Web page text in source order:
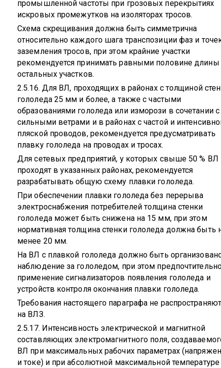
промышленной частоты при грозовых перекрытиях
искровых промежутков на изоляторах тросов.
Схема скрещивания должна быть симметрична
относительно каждого шага транспозиции фаз и
заземления тросов, при этом крайние участки
рекомендуется принимать равными половине длины
остальных участков.
2.5.16. Для ВЛ, проходящих в районах с толщиной
гололеда 25 мм и более, а также с частыми
образованиями гололеда или изморози в сочетании с
сильными ветрами и в районах с частой и
пляской проводов, рекомендуется предусматривать
плавку гололеда на проводах и тросах.
Для сетевых предприятий, у которых свыше 50 % ВЛ
проходят в указанных районах, рекомендуется
разрабатывать общую схему плавки гололеда.
При обеспечении плавки гололеда без перерыва
электроснабжения потребителей толщина стенки
гололеда может быть снижена на 15 мм, при этом
нормативная толщина стенки гололеда должна быть
менее 20 мм.
На ВЛ с плавкой гололеда должно быть
наблюдение за гололедом, при этом
применение сигнализаторов появления гололеда и
устройств контроля окончания плавки гололеда.
Требования настоящего параграфа не
на ВЛЗ.
2.5.17. Интенсивность электрической и магнитной
составляющих электромагнитного поля,
ВЛ при максимальных рабочих параметрах
и токе) и при абсолютной максимальной температуре